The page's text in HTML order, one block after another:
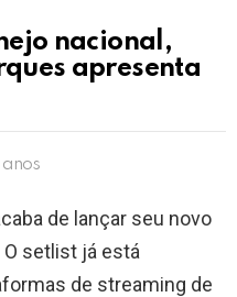
nacional,
apresenta
anos
de lançar seu novo
O setlist já está
de streaming de